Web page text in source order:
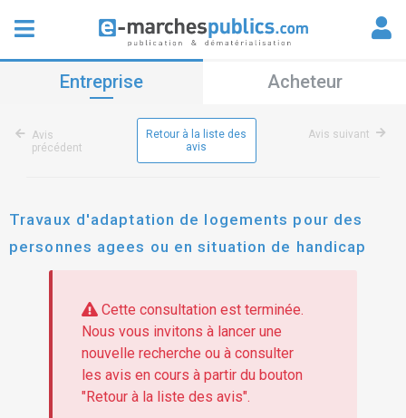
Entreprise Acheteur
Avis
précédent
Retour à la liste des
avis
Avis suivant
Travaux d'adaptation de logements pour des
personnes agees ou en situation de handicap
Cette consultation est terminée.
Nous vous invitons à lancer une
nouvelle recherche ou à consulter
les avis en cours à partir du bouton
"Retour à la liste des avis".